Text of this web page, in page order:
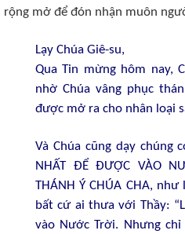
rộng mở để đón nhận muôn
Lạy Chúa Giê-su,
Qua Tin mừng hôm nay,
nhờ Chúa vâng phục
được mở ra cho nhân loại
Và Chúa cũng dạy chúng
NHẤT ĐỂ ĐƯỢC VÀO
THÁNH Ý CHÚA CHA,
bất cứ ai thưa với Thầy:
vào Nước Trời. Nhưng